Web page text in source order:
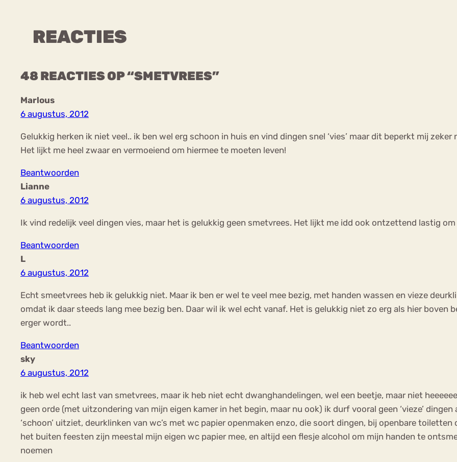
REACTIES
48 REACTIES OP “SMETVREES”
Marlous
6 augustus, 2012
Gelukkig herken ik niet veel.. ik ben wel erg schoon in huis en vind dingen snel ‘vies’ maar dit beperkt mij
Het lijkt me heel zwaar en vermoeiend om hiermee te moeten leven!
Beantwoorden
Lianne
6 augustus, 2012
Ik vind redelijk veel dingen vies, maar het is gelukkig geen smetvrees. Het lijkt me idd ook ontzettend lastig
Beantwoorden
L
6 augustus, 2012
Echt smeetvrees heb ik gelukkig niet. Maar ik ben er wel te veel mee bezig, met handen wassen en vieze
omdat ik daar steeds lang mee bezig ben. Daar wil ik wel echt vanaf. Het is gelukkig niet zo erg als hier boven
erger wordt..
Beantwoorden
sky
6 augustus, 2012
ik heb wel echt last van smetvrees, maar ik heb niet echt dwanghandelingen, wel een beetje, maar niet
geen orde (met uitzondering van mijn eigen kamer in het begin, maar nu ook) ik durf vooral geen ‘vieze’
‘schoon’ uitziet, deurklinken van wc’s met wc papier openmaken enzo, die soort dingen, bij openbare
het buiten feesten zijn meestal mijn eigen wc papier mee, en altijd een flesje alcohol om mijn handen te
noemen